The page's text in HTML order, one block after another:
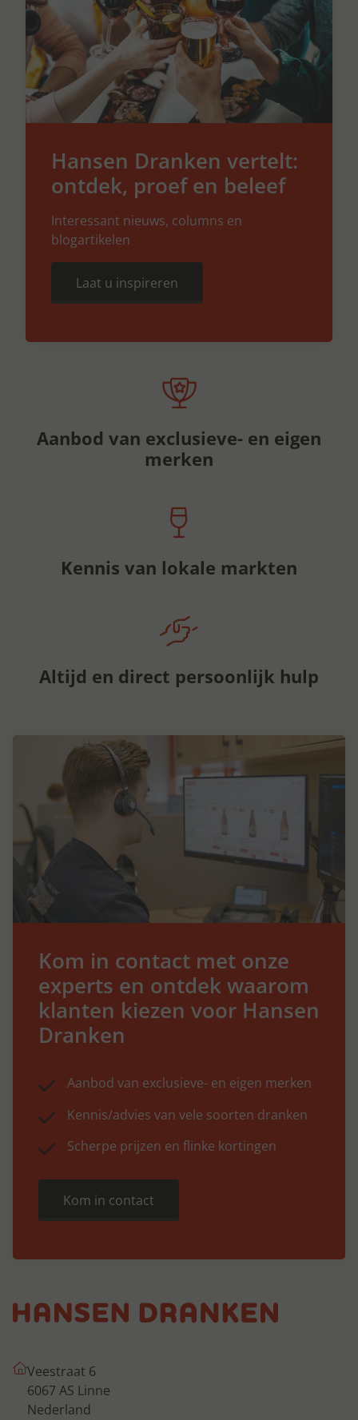
Hansen Dranken vertelt:
ontdek, proef en beleef
Interessant nieuws, columns en
blogartikelen
Laat u inspireren
Aanbod van exclusieve- en eigen
merken
Kennis van lokale markten
Altijd en direct persoonlijk hulp
Kom in contact met onze
experts en ontdek waarom
klanten kiezen voor Hansen
Dranken
Aanbod van exclusieve- en eigen merken
Kennis/advies van vele soorten dranken
Scherpe prijzen en flinke kortingen
Kom in contact
Veestraat 6
6067 AS Linne
Nederland